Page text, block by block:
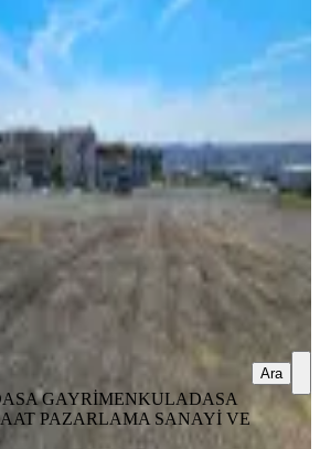
Cihangir Mahallesi
m²
798/m² 15.07.2026
₺
ADASA GAYRİMENKUL İNŞAAT
VE TİC LTD ŞTİ
GAYRİMENKULADASA
PAZARLAMA SANAYİ VE
Ara